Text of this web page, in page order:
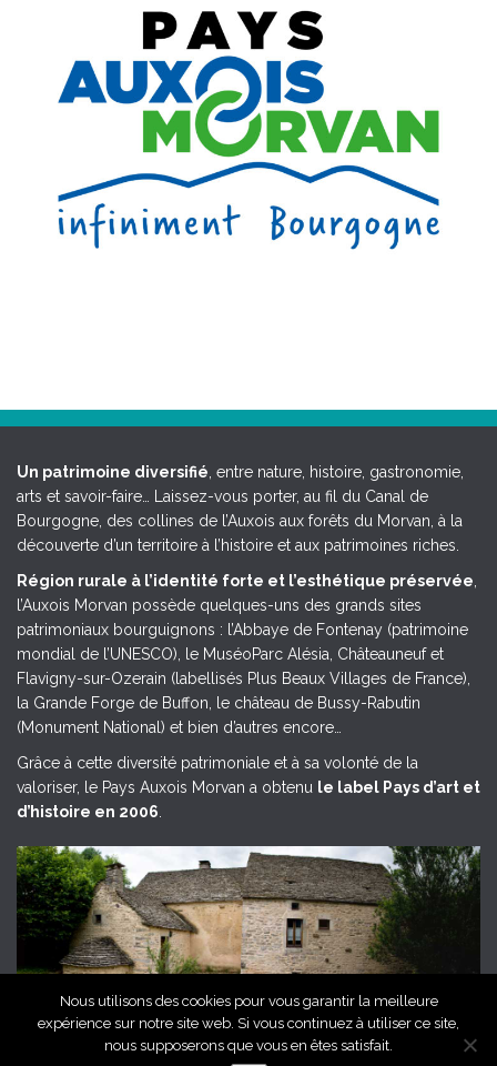
Un patrimoine diversifié , entre nature, histoire, gastronomie,
arts et savoir-faire… Laissez-vous porter, au fil du Canal de
Bourgogne, des collines de l’Auxois aux forêts du Morvan, à la
découverte d’un territoire à l’histoire et aux patrimoines riches.
Région rurale à l’identité forte et l’esthétique préservée
l’Auxois Morvan possède quelques-uns des grands sites
patrimoniaux bourguignons : l’Abbaye de Fontenay (patrimoine
mondial de l’UNESCO), le MuséoParc Alésia, Châteauneuf et
Flavigny-sur-Ozerain (labellisés Plus Beaux Villages de France),
la Grande Forge de Buffon, le château de Bussy-Rabutin
(Monument National) et bien d’autres encore…
Grâce à cette diversité patrimoniale et à sa volonté de la
valoriser, le Pays Auxois Morvan a obtenu le label Pays d’art et
d’histoire en 2006
Grange de l'Auxois Morvan, © Céline Mathé, Pays Auxois Morvan
Nous utilisons des cookies pour vous garantir la meilleure
expérience sur notre site web. Si vous continuez à utiliser ce site,
nous supposerons que vous en êtes satisfait.